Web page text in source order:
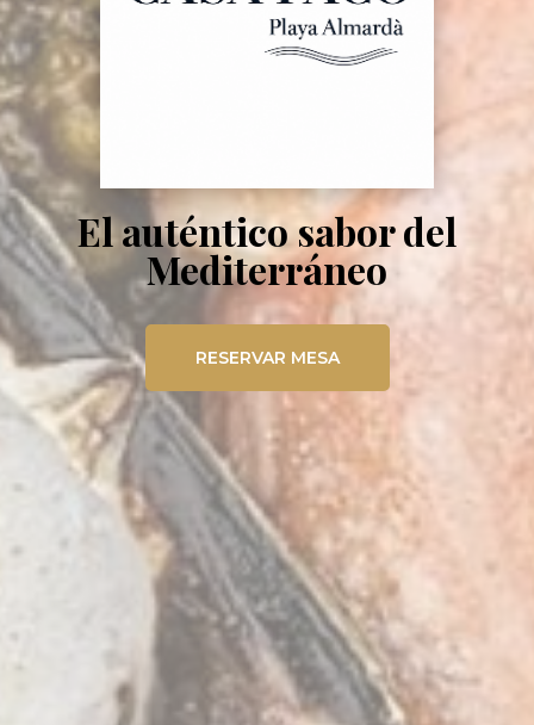
El auténtico sabor del
Mediterráneo
RESERVAR MESA